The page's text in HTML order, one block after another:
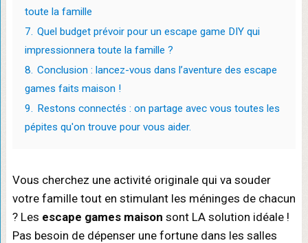
toute la famille
7. Quel budget prévoir pour un escape game DIY qui
impressionnera toute la famille ?
8. Conclusion : lancez-vous dans l’aventure des escape
games faits maison !
9. Restons connectés : on partage avec vous toutes les
pépites qu'on trouve pour vous aider.
Vous cherchez une activité originale qui va souder
votre famille tout en stimulant les méninges de chacun
? Les escape games maison sont LA solution idéale !
Pas besoin de dépenser une fortune dans les salles